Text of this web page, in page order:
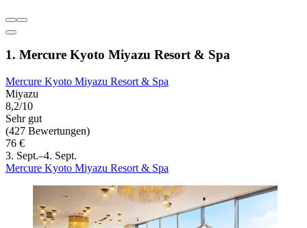
1. Mercure Kyoto Miyazu Resort & Spa
Mercure Kyoto Miyazu Resort & Spa
Miyazu
8,2/10
Sehr gut
(427 Bewertungen)
76 €
3. Sept.–4. Sept.
Mercure Kyoto Miyazu Resort & Spa